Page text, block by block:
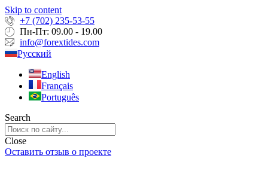
Skip to content
+7 (702) 235-53-55
Пн-Пт: 09.00 - 19.00
info@forextides.com
Русский
English
Français
Português
Search
Close
Оставить отзыв о проекте